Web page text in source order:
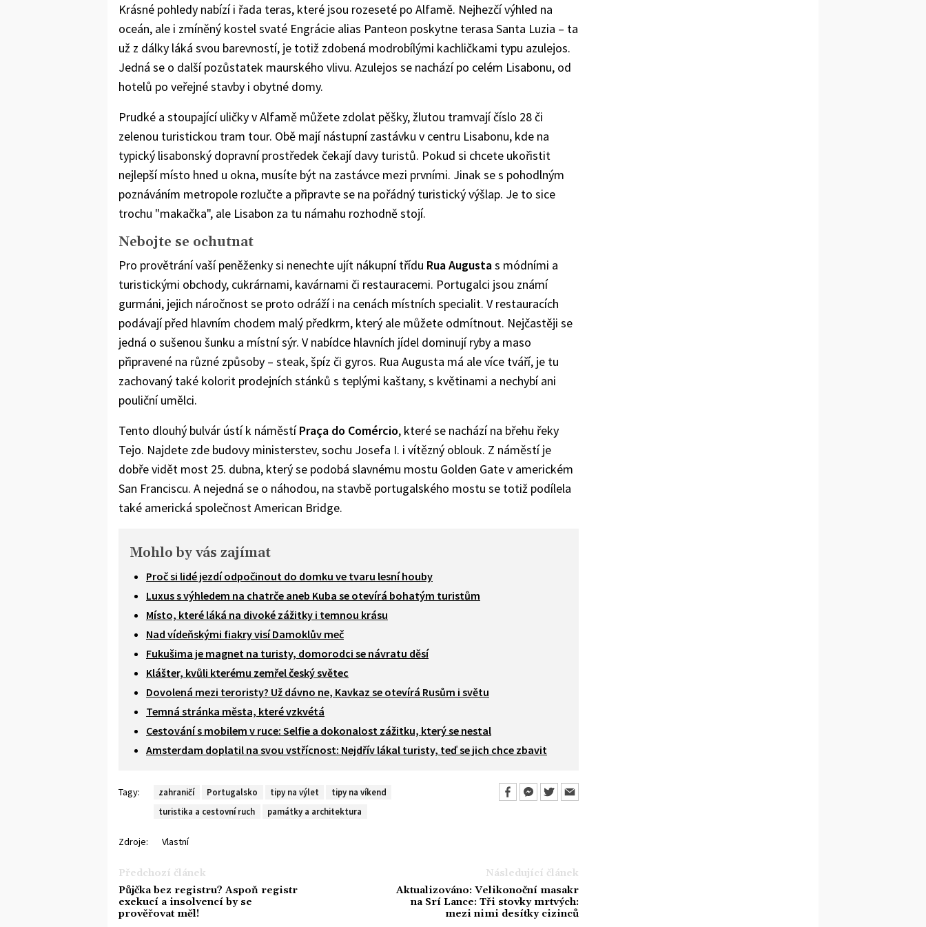
Krásné pohledy nabízí i řada teras, které jsou rozeseté po Alfamě. Nejhezčí výhled na
oceán, ale i zmíněný kostel svaté Engrácie alias Panteon poskytne terasa Santa Luzia – ta
už z dálky láká svou barevností, je totiž zdobená modrobílými kachličkami typu azulejos.
Jedná se o další pozůstatek maurského vlivu. Azulejos se nachází po celém Lisabonu, od
hotelů po veřejné stavby i obytné domy.
Prudké a stoupající uličky v Alfamě můžete zdolat pěšky, žlutou tramvají číslo 28 či
zelenou turistickou tram tour. Obě mají nástupní zastávku v centru Lisabonu, kde na
typický lisabonský dopravní prostředek čekají davy turistů. Pokud si chcete ukořistit
nejlepší místo hned u okna, musíte být na zastávce mezi prvními. Jinak se s pohodlným
poznáváním metropole rozlučte a připravte se na pořádný turistický výšlap. Je to sice
trochu "makačka", ale Lisabon za tu námahu rozhodně stojí.
Nebojte se ochutnat
Pro provětrání vaší peněženky si nenechte ujít nákupní třídu Rua Augustas módními a
turistickými obchody, cukrárnami, kavárnami či restauracemi. Portugalci jsou známí
gurmáni, jejich náročnost se proto odráží i na cenách místních specialit. V restauracích
podávají před hlavním chodem malý předkrm, který ale můžete odmítnout. Nejčastěji se
jedná o sušenou šunku a místní sýr. V nabídce hlavních jídel dominují ryby a maso
připravené na různé způsoby – steak, špíz či gyros. Rua Augusta má ale více tváří, je tu
zachovaný také kolorit prodejních stánků s teplými kaštany, s květinami a nechybí ani
pouliční umělci.
Tento dlouhý bulvár ústí k náměstíPraça do Comércio, které se nachází na břehu řeky
Tejo. Najdete zde budovy ministerstev, sochu Josefa I. i vítězný oblouk. Z náměstí je
dobře vidět most 25. dubna, který se podobá slavnému mostu Golden Gate v americkém
San Franciscu. A nejedná se o náhodou, na stavbě portugalského mostu se totiž podílela
také americká společnost American Bridge.
Mohlo by vás zajímat
Proč si lidé jezdí odpočinout do domku ve tvaru lesní houby
Luxus s výhledem na chatrče aneb Kuba se otevírá bohatým turistům
Místo, které láká na divoké zážitky i temnou krásu
Nad vídeňskými fiakry visí Damoklův meč
Fukušima je magnet na turisty, domorodci se návratu děsí
Klášter, kvůli kterému zemřel český světec
Dovolená mezi teroristy? Už dávno ne, Kavkaz se otevírá Rusům i světu
Temná stránka města, které vzkvétá
Cestování s mobilem v ruce: Selfie a dokonalost zážitku, který se nestal
Amsterdam doplatil na svou vstřícnost: Nejdřív lákal turisty, teď se jich chce zbavit
Tagy: zahraničí Portugalsko tipy na výlet
tipy na víkend
turistika a cestovní ruch
památky a architektura
Zdroje: Vlastní
Předchozí článek
Půjčka bez registru? Aspoň registr
exekucí a insolvencí by se
prověřovat měl!
Následující článek
Aktualizováno: Velikonoční masakr
na Srí Lance: Tři stovky mrtvých:
mezi nimi desítky cizinců